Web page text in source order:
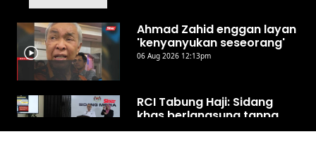
Ahmad Zahid enggan layan
'kenyanyukan seseorang'
06 Aug 2026 12:13pm
RCI Tabung Haji: Sidang
khas berlangsung tanpa
waktu rehat, 40 ahli